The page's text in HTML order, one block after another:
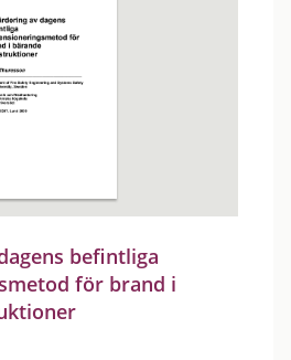
befintliga
för brand i